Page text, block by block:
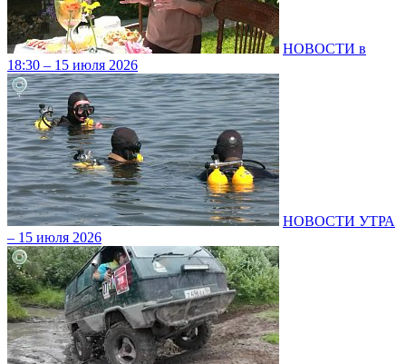
НОВОСТИ в
18:30 – 15 июля 2026
НОВОСТИ УТРА
– 15 июля 2026